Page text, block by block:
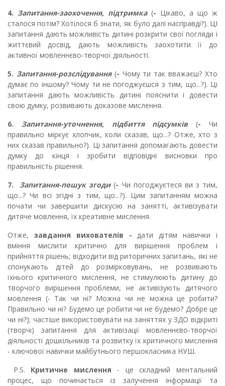
4. Запитання-заохочення, підтримка(- Цікаво, а що ж
сталося потім? Хотілося б знати, як було далі насправді?). ЦІ
запитання дають можливість дитині розкрити свої погляди і
життєвий досвід, дають можливість заохотити її до
активної мовленнєво-творчої діяльності.
5. Запитання-розслідування(- Чому ти так вважаєш? Хто
думає по іншому? Чому ти не погоджуєшся з тим, що...?). Ці
запитання дають можливість дитині пояснити і довести
свою думку, розвивають доказове мислення.
6. Запитання-уточнення, підбиття підсумків(- Чи
правильно міркує хлопчик, коли сказав, що...? Отже, хто з
них сказав правильно?). Ці запитання допомагають довести
думку до кінця і зробити відповідні висновки про
правильність рішення.
7. Запитання-пошук згоди(- Чи погоджуєтеся ви з тим,
що...? Чи всі згідні з тим, що...?). Цим запитанням можна
почати чи завершити дискусію на занятті, активізувати
дитяче мовлення, їх креативне мислення.
Отже, завдання вихователів -дати дітям навички і
вміння мислити критично для вирішення проблем і
прийняття рішень; відходити від риторичних запитань, які не
спонукають дітей до розмірковувань, не розвивають
їхнього критичного мислення, не стимулюють дитину до
творчого вирішення проблеми, не активізують дитячого
мовлення (- Так чи ні? Можна чи не можна це робити?
Правильно чи ні? Будемо це робити чи не будемо? До6ре це
чи ні?); частіше використовувати на заняттях у ЗДО відкриті
(творчі) запитання для активізації мовленнєво-творчої
діяльності дошкільників та розвитку їх критичного мислення
- ключової навички майбутнього першокласника НУШ.
Р.S. Критичне мислення - це складний ментальний
процес, що починається із залучення інформації та